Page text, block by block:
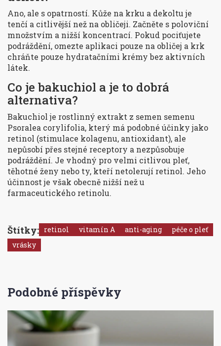
Ano, ale s opatrností. Kůže na krku a dekoltu je
tenčí a citlivější než na obličeji. Začněte s poloviční
množstvím a nižší koncentrací. Pokud pociťujete
podráždění, omezte aplikaci pouze na obličej a krk
chráňte pouze hydratačními krémy bez aktivních
látek.
Co je bakuchiol a je to dobrá
alternativa?
Bakuchiol je rostlinný extrakt z semen semenu
Psoralea corylifolia, který má podobné účinky jako
retinol (stimulace kolagenu, antioxidant), ale
nepůsobí přes stejné receptory a nezpůsobuje
podráždění. Je vhodný pro velmi citlivou pleť,
těhotné ženy nebo ty, kteří netolerují retinol. Jeho
účinnost je však obecně nižší než u
farmaceutického retinolu.
Štítky: retinol vitamín A anti-aging
péče o pleť
vrásky
Podobné příspěvky